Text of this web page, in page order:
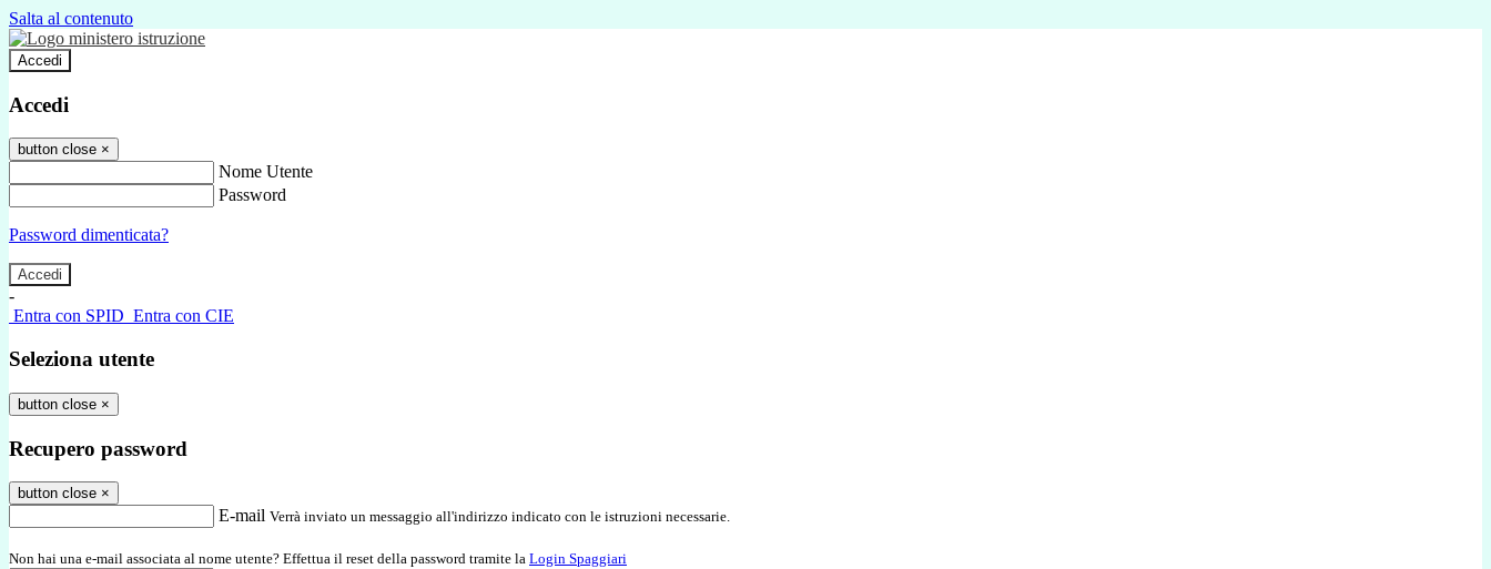
Salta al contenuto
Accedi
Accedi
button close ×
Nome Utente
Password
Password dimenticata?
-
Entra con SPID Entra con CIE
Seleziona utente
button close ×
Recupero password
button close ×
E-mail Verrà inviato un messaggio all'indirizzo indicato con le istruzioni necessarie.
Non hai una e-mail associata al nome utente? Effettua il reset della password tramite la Login Spaggiari